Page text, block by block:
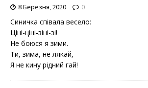
8 Березня, 2020 0
Синичка співала весело:
Ціні-ціні-зіні-зі!
Не боюся я зими.
Ти, зима, не лякай,
Я не кину рідний гай!